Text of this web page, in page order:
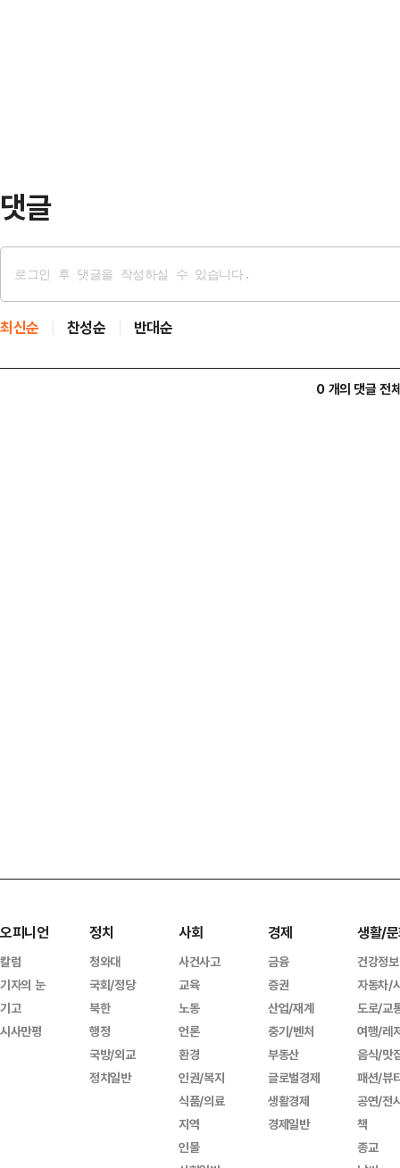
댓글
최신순 찬성순 반대순
0 개의 댓글 전
오피니언
칼럼
기자의 눈
기고
시사만평
정치
청와대
국회/정당
북한
행정
국방/외교
정치일반
사회
사건사고
교육
노동
언론
환경
인권/복지
식품/의료
지역
인물
경제
금융
증권
산업/재계
중기/벤처
부동산
글로벌경제
생활경제
경제일반
생활/
건강정보
자동차/
도로/교
여행/레
음식/맛
패션/뷰
공연/전
책
종교